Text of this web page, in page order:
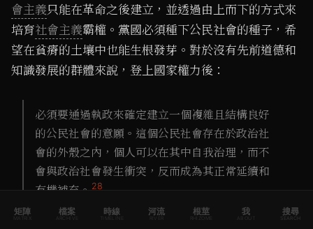
矩陣
MATRIX
檔案
ARCHIVE
時線 河流
RIVER
根莖 我 搜尋
SEARCH
會主義只能在革命之後建立，並透過由上而下的方式來
培育社會主義霸權。黨國必須種下公民社會的種子，希
望在貧瘠的土壤中也能生根發芽。對於沒有先前道德和
知識發展的群體來說，登上國家權力後：
必須要通過執政來確定建立一個複雜且結構良好
的公民社會的意願。這個公民社會存在於政治社
會的外殼之內，個人可以在其中自我治理，而不
會與政治社會發生衝突，反而成為其正常延續和
有機補充。 28